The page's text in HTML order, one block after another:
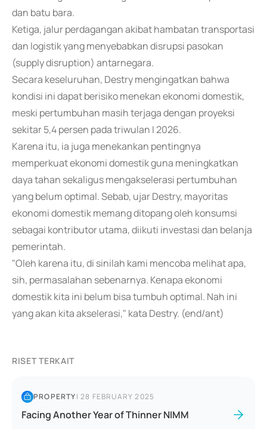
dan batu bara.
Ketiga, jalur perdagangan akibat hambatan transportasi
dan logistik yang menyebabkan disrupsi pasokan
(supply disruption) antarnegara.
Secara keseluruhan, Destry mengingatkan bahwa
kondisi ini dapat berisiko menekan ekonomi domestik,
meski pertumbuhan masih terjaga dengan proyeksi
sekitar 5,4 persen pada triwulan I 2026.
Karena itu, ia juga menekankan pentingnya
memperkuat ekonomi domestik guna meningkatkan
daya tahan sekaligus mengakselerasi pertumbuhan
yang belum optimal. Sebab, ujar Destry, mayoritas
ekonomi domestik memang ditopang oleh konsumsi
sebagai kontributor utama, diikuti investasi dan belanja
pemerintah.
"Oleh karena itu, di sinilah kami mencoba melihat apa,
sih, permasalahan sebenarnya. Kenapa ekonomi
domestik kita ini belum bisa tumbuh optimal. Nah ini
yang akan kita akselerasi," kata Destry. (end/ant)
RISET TERKAIT
PROPERTY|28 FEBRUARY 2025
Facing Another Year of Thinner NIMM